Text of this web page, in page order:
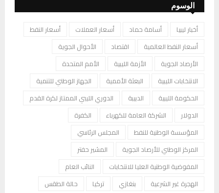
الوسوم
أخبار ليبيا أسامة حماد أسعار العملات
أسعار النفط
أسعار النفط العالمية
اقتصاد
الأحوال الجوية
الأرصاد الجوية
الأزمة الليبية
الأمم المتحدة
الانتخابات الليبية
البعثة الأممية
الجهاز الوطني للتنمية
الحكومة الليبية
الدبيبة
الدوري الليبي الممتاز لكرة القدم
الدولار
الشركة العامة للكهرباء
الكفرة
المؤسسة الوطنية للنفط
المجلس الرئاسي
المركز الوطني للأرصاد الجوية
المشير حفتر
المفوضية الوطنية العليا للانتخابات
النائب العام
الهجرة غير الشرعية
بنغازي تركيا
حالة الطقس